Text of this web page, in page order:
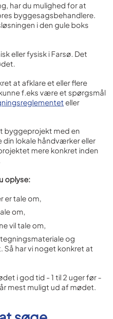
har du mulighed for at
byggesagsbehandlere.
i den gule boks
eller fysisk i Farsø. Det
at afklare et eller flere
f.eks være et spørgsmål
eller
byggeprojekt med en
din lokale håndværker eller
mere konkret inden
oplyse:
er tale om,
om,
vil tale om,
og
Så har vi noget konkret at
i god tid - 1 til 2 uger før -
mest muligt ud af mødet.